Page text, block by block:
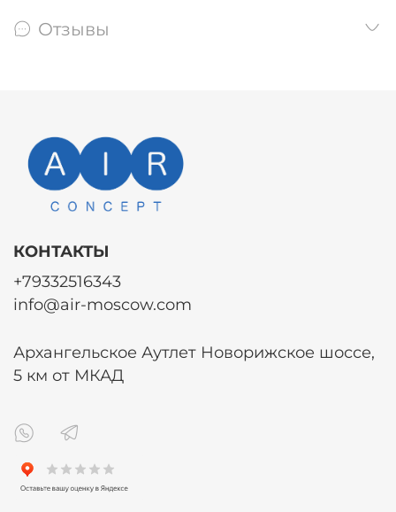
Отзывы
КОНТАКТЫ
+79332516343
info@air-moscow.com
Архангельское Аутлет Новорижское шоссе,
5 км от МКАД